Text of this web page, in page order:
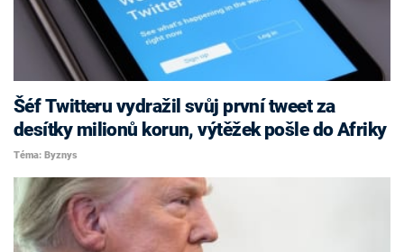
Šéf Twitteru vydražil svůj první tweet za
desítky milionů korun, výtěžek pošle do Afriky
Téma: Byznys